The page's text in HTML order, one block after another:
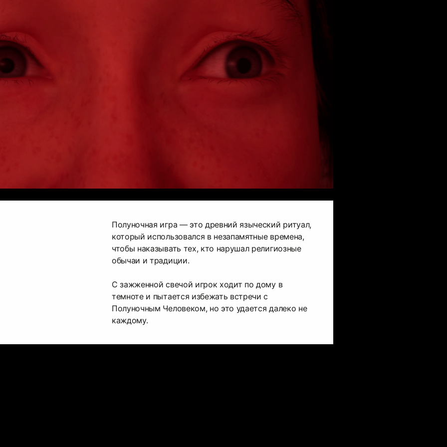
Полуночная игра — это древний языческий ритуал,
который использовался в незапамятные времена,
чтобы наказывать тех, кто нарушал религиозные
обычаи и традиции.
С зажженной свечой игрок ходит по дому в
темноте и пытается избежать встречи с
Полуночным Человеком, но это удается далеко не
каждому.